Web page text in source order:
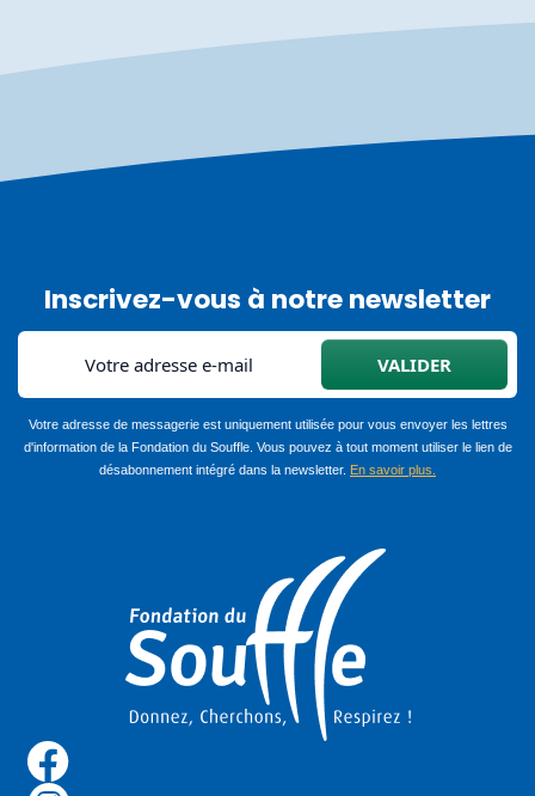
Inscrivez-vous à notre newsletter
Votre adresse de messagerie est uniquement utilisée pour vous envoyer les lettres
d'information de la Fondation du Souffle. Vous pouvez à tout moment utiliser le lien de
désabonnement intégré dans la newsletter. En savoir plus.
Reseau Sociaux Footer